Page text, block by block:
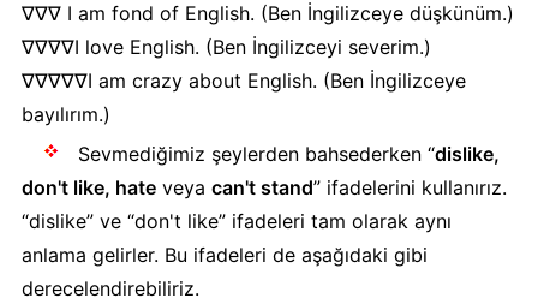
∇∇∇ I am fond of English. (Ben İngilizceye düşkünüm.)
∇∇∇∇I love English. (Ben İngilizceyi severim.)
∇∇∇∇∇I am crazy about English. (Ben İngilizceye
bayılırım.)
Sevmediğimiz şeylerden bahsederken “dislike,
don't like, hateveya can't stand” ifadelerini kullanırız.
“dislike” ve “don't like” ifadeleri tam olarak aynı
anlama gelirler. Bu ifadeleri de aşağıdaki gibi
derecelendirebiliriz.